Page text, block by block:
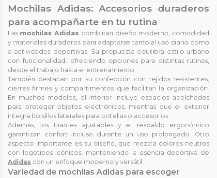
Mochilas Adidas: Accesorios duraderos
para acompañarte en tu rutina
Las mochilas Adidas combinan diseño moderno, comodidad
y materiales duraderos para adaptarse tanto al uso diario como
a actividades deportivas. Su propuesta equilibra estilo urbano
con funcionalidad, ofreciendo opciones para distintas rutinas,
desde el trabajo hasta el entrenamiento.
También destacan por su confección con tejidos resistentes,
cierres firmes y compartimentos que facilitan la organización.
En muchos modelos, el interior incluye espacios acolchados
para proteger objetos electrónicos, mientras que el exterior
integra bolsillos laterales para botellas o accesorios.
Además, los tirantes ajustables y el respaldo ergonómico
garantizan confort incluso durante un uso prolongado. Otro
aspecto importante es su diseño, que mezcla colores neutros
con logotipos icónicos, manteniendo la esencia deportiva de
Adidas con un enfoque moderno y versátil.
Variedad de mochilas Adidas para escoger